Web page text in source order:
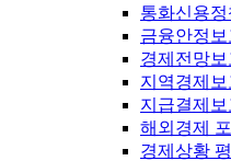
통화신용정
금융안정보
경제전망보
지역경제보
지급결제보
해외경제
경제상황